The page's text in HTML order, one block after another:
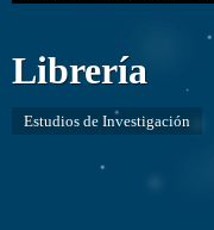
Librería
Estudios de Investigación